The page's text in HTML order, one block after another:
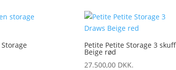
Petite Petite Storage 3
Beige rød
27.500,00 DKK.